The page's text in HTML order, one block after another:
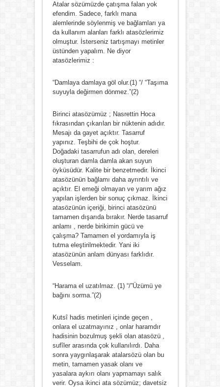
Atalar sözümüzde çatışma falan yok
efendim. Sadece, farklı mana
alemlerinde söylenmiş ve bağlamları ya
da kullanım alanları farklı atasözlerimiz
olmuştur. İsterseniz tartışmayı metinler
üstünden yapalım. Ne diyor
atasözlerimiz :
“Damlaya damlaya göl olur.(1) “/ “Taşıma
suyuyla değirmen dönmez.”(2)
Birinci atasözümüz ; Nasrettin Hoca
fıkrasından çıkarılan bir nüktenin adıdır.
Mesajı da gayet açıktır. Tasarruf
yapınız. Teşbihi de çok hoştur.
Doğadaki tasarrufun adı olan, dereleri
oluşturan damla damla akan suyun
öyküsüdür. Kalite bir benzetmedir. İkinci
atasözünün bağlamı daha ayrıntılı ve
açıktır. El emeği olmayan ve yarım ağız
yapılan işlerden bir sonuç çıkmaz. İkinci
atasözünün içeriği, birinci atasözünü
tamamen dışarıda bırakır. Nerde tasarruf
anlamı , nerde birikimin gücü ve
çalışma? Tamamen el yordamıyla iş
tutma eleştirilmektedir. Yani iki
atasözünün anlam dünyası farklıdır.
Vesselam.
“Harama el uzatılmaz. (1) “/”Üzümü ye
bağını sorma.”(2)
Kutsî hadis metinleri içinde geçen ,
onlara el uzatmayınız , onlar haramdır
hadisinin bozulmuş şekli olan atasözü ,
sufîler arasında çok kullanılırdı. Daha
sonra yaygınlaşarak atalarsözü olan bu
metin, tamamen yasak olanı ve
yasalara aykırı olanı yapmamayı salık
verir. Oysa ikinci ata sözümüz; davetsiz